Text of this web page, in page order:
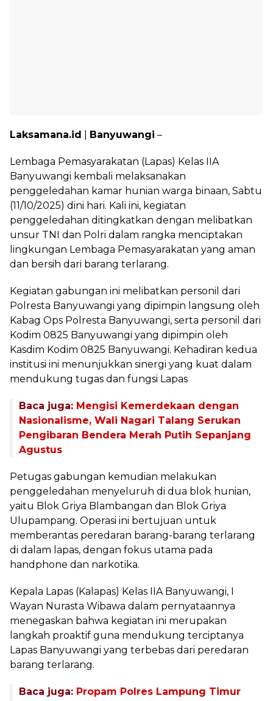
Laksamana.id Banyuwangi –
Lembaga Pemasyarakatan (Lapas) Kelas IIA
Banyuwangi kembali melaksanakan
penggeledahan kamar hunian warga binaan, Sabtu
(11/10/2025) dini hari. Kali ini, kegiatan
penggeledahan ditingkatkan dengan melibatkan
unsur TNI dan Polri dalam rangka menciptakan
lingkungan Lembaga Pemasyarakatan yang aman
dan bersih dari barang terlarang.
Kegiatan gabungan ini melibatkan personil dari
Polresta Banyuwangi yang dipimpin langsung oleh
Kabag Ops Polresta Banyuwangi, serta personil dari
Kodim 0825 Banyuwangi yang dipimpin oleh
Kasdim Kodim 0825 Banyuwangi. Kehadiran kedua
institusi ini menunjukkan sinergi yang kuat dalam
mendukung tugas dan fungsi Lapas
Baca juga: Mengisi Kemerdekaan dengan
Nasionalisme, Wali Nagari Talang Serukan
Pengibaran Bendera Merah Putih Sepanjang
Agustus
Petugas gabungan kemudian melakukan
penggeledahan menyeluruh di dua blok hunian,
yaitu Blok Griya Blambangan dan Blok Griya
Ulupampang. Operasi ini bertujuan untuk
memberantas peredaran barang-barang terlarang
di dalam lapas, dengan fokus utama pada
handphone dan narkotika.
Kepala Lapas (Kalapas) Kelas IIA Banyuwangi, I
Wayan Nurasta Wibawa dalam pernyataannya
menegaskan bahwa kegiatan ini merupakan
langkah proaktif guna mendukung terciptanya
Lapas Banyuwangi yang terbebas dari peredaran
barang terlarang.
Baca juga: Propam Polres Lampung Timur